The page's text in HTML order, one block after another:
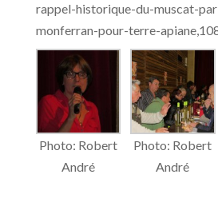
rappel-historique-du-muscat-
monferran-pour-terre-
Photo: Robert
André
Photo: Robert
André